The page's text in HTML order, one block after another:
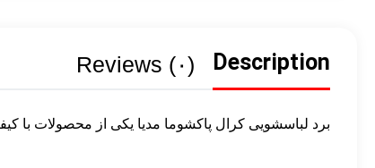
Description Reviews (۰)
برد لباسشویی کرال پاکشوما مدیا یکی از محصولات با